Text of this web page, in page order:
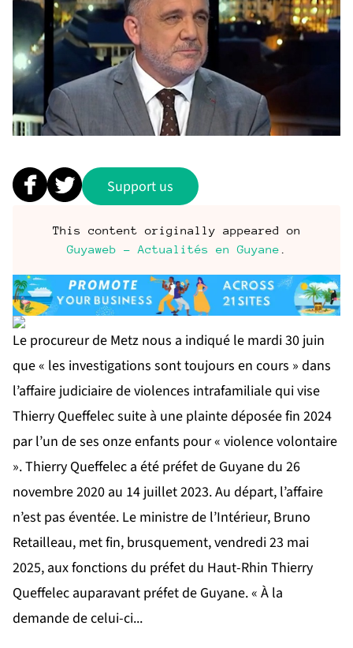
Support us
This content originally appeared on
Guyaweb – Actualités en Guyane
Le procureur de Metz nous a indiqué le mardi 30 juin
que « les investigations sont toujours en cours » dans
l’affaire judiciaire de violences intrafamiliale qui vise
Thierry Queffelec suite à une plainte déposée fin 2024
par l’un de ses onze enfants pour « violence volontaire
». Thierry Queffelec a été préfet de Guyane du 26
novembre 2020 au 14 juillet 2023. Au départ, l’affaire
n’est pas éventée. Le ministre de l’Intérieur, Bruno
Retailleau, met fin, brusquement, vendredi 23 mai
2025, aux fonctions du préfet du Haut-Rhin Thierry
Queffelec auparavant préfet de Guyane. « À la
demande de celui-ci...